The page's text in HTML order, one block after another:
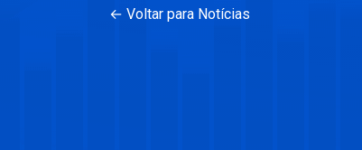
← Voltar para Notícias